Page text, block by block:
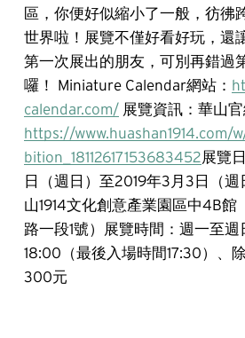
區，你便好似縮小了一般，彷彿
世界啦！展覽不僅好看好玩，還
第一次展出的朋友，可別再錯過
囉！
Miniature Calendar網站：
calendar.com/ 展覽資訊： 華山官
https://www.huashan1914.com/
bition_18112617153683452展覽
日（週日）至2019年3月3日（週
山1914文化創意產業園區中4B
路一段1號）
展覽時間：週一至週
18:00（最後入場時間17:30）、
300元